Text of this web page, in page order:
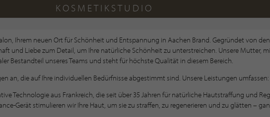
KOSMETIKSTUDIO
Ihrem neuen Ort für Schönheit und Entspannung in Aachen Brand. Gegründet von
und Liebe zum Detail, um Ihre natürliche Schönheit zu unterstreichen. Unsere Mutter,
Bestandteil unseres Teams und steht für höchste Qualität in diesem Bereich.
an, die auf Ihre individuellen Bedürfnisse abgestimmt sind. Unsere Leistungen umfassen:
Technologie aus Frankreich, die seit über 35 Jahren für natürliche Hautstraffung und
Gerät stimulieren wir Ihre Haut, um sie zu straffen, zu regenerieren und zu glätten –